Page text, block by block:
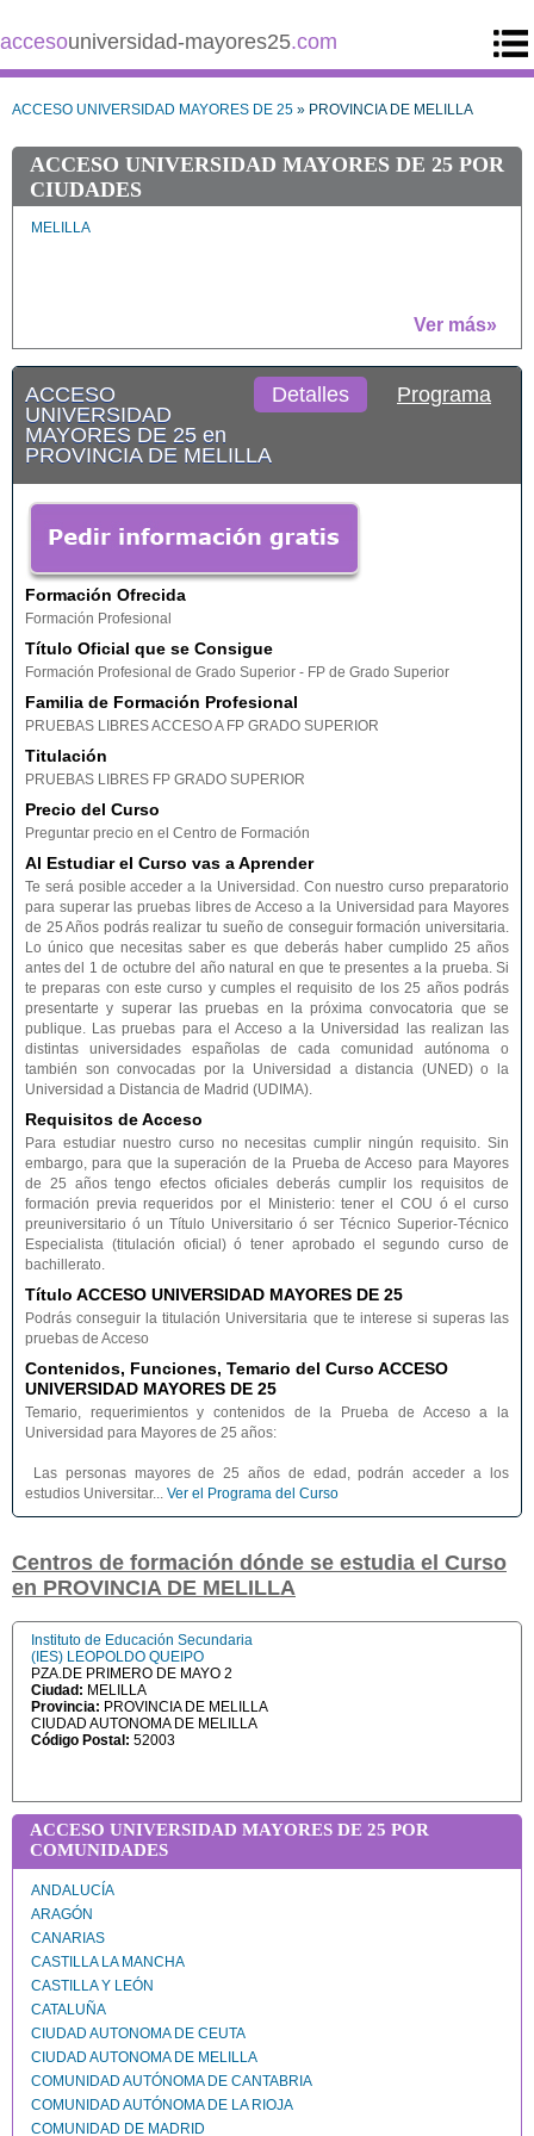
accesouniversidad-mayores25.com
ACCESO UNIVERSIDAD MAYORES DE 25 » PROVINCIA DE MELILLA
ACCESO UNIVERSIDAD MAYORES DE 25 POR
CIUDADES
MELILLA
Ver más»
Detalles Programa
ACCESO
UNIVERSIDAD
MAYORES DE 25 en
PROVINCIA DE MELILLA
Formación Ofrecida
Formación Profesional
Título Oficial que se Consigue
Formación Profesional de Grado Superior - FP de Grado Superior
Familia de Formación Profesional
PRUEBAS LIBRES ACCESO A FP GRADO SUPERIOR
Titulación
PRUEBAS LIBRES FP GRADO SUPERIOR
Precio del Curso
Preguntar precio en el Centro de Formación
Al Estudiar el Curso vas a Aprender
Te será posible acceder a la Universidad. Con nuestro curso preparatorio
para superar las pruebas libres de Acceso a la Universidad para Mayores
de 25 Años podrás realizar tu sueño de conseguir formación universitaria.
Lo único que necesitas saber es que deberás haber cumplido 25 años
antes del 1 de octubre del año natural en que te presentes a la prueba. Si
te preparas con este curso y cumples el requisito de los 25 años podrás
presentarte y superar las pruebas en la próxima convocatoria que se
publique. Las pruebas para el Acceso a la Universidad las realizan las
distintas universidades españolas de cada comunidad autónoma o
también son convocadas por la Universidad a distancia (UNED) o la
Universidad a Distancia de Madrid (UDIMA).
Requisitos de Acceso
Para estudiar nuestro curso no necesitas cumplir ningún requisito. Sin
embargo, para que la superación de la Prueba de Acceso para Mayores
de 25 años tengo efectos oficiales deberás cumplir los requisitos de
formación previa requeridos por el Ministerio: tener el COU ó el curso
preuniversitario ó un Título Universitario ó ser Técnico Superior-Técnico
Especialista (titulación oficial) ó tener aprobado el segundo curso de
bachillerato.
Título ACCESO UNIVERSIDAD MAYORES DE 25
Podrás conseguir la titulación Universitaria que te interese si superas las
pruebas de Acceso
Contenidos, Funciones, Temario del Curso ACCESO
UNIVERSIDAD MAYORES DE 25
Temario, requerimientos y contenidos de la Prueba de Acceso a la
Universidad para Mayores de 25 años:
Las personas mayores de 25 años de edad, podrán acceder a los
estudios Universitar... Ver el Programa del Curso
Centros de formación dónde se estudia el Curso
en PROVINCIA DE MELILLA
Instituto de Educación Secundaria
(IES) LEOPOLDO QUEIPO
PZA.DE PRIMERO DE MAYO 2
Ciudad: MELILLA
Provincia: PROVINCIA DE MELILLA
CIUDAD AUTONOMA DE MELILLA
Código Postal: 52003
ACCESO UNIVERSIDAD MAYORES DE 25 POR
COMUNIDADES
ANDALUCÍA
ARAGÓN
CANARIAS
CASTILLA LA MANCHA
CASTILLA Y LEÓN
CATALUÑA
CIUDAD AUTONOMA DE CEUTA
CIUDAD AUTONOMA DE MELILLA
COMUNIDAD AUTÓNOMA DE CANTABRIA
COMUNIDAD AUTÓNOMA DE LA RIOJA
COMUNIDAD DE MADRID